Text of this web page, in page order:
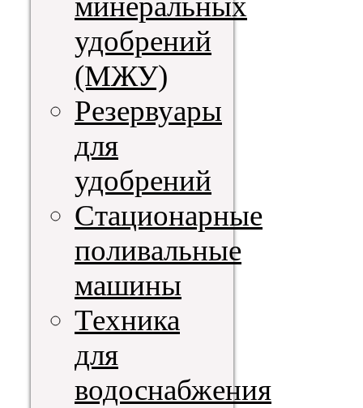
удобрений
(МЖУ)
Резервуары
для
удобрений
Стационарные
поливальные
машины
Техника
для
водоснабжения